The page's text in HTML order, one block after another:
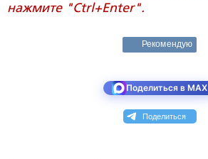
нажмите "Ctrl+Enter".
Рекомендую
Поделиться в MAX
Поделиться